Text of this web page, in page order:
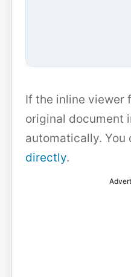
If the inline viewer
original document
automatically. You
directly.